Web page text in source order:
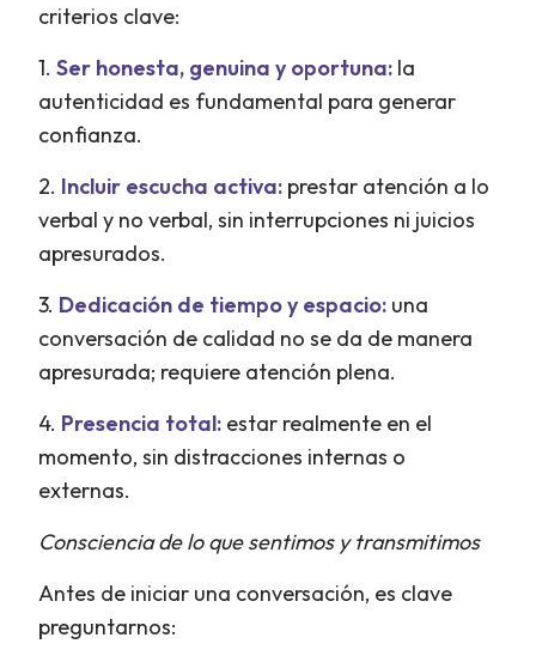
criterios clave:
1.Ser honesta, genuina y oportuna: la
autenticidad es fundamental para generar
confianza.
2. Incluir escucha activa: prestar atención a lo
verbal y no verbal, sin interrupciones ni juicios
apresurados.
3. Dedicación de tiempo y espacio: una
conversación de calidad no se da de manera
apresurada; requiere atención plena.
4. Presencia total: estar realmente en el
momento, sin distracciones internas o
externas.
Consciencia de lo que sentimos y transmitimos
Antes de iniciar una conversación, es clave
preguntarnos: